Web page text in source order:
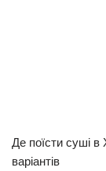
Де поїсти суші
варіантів